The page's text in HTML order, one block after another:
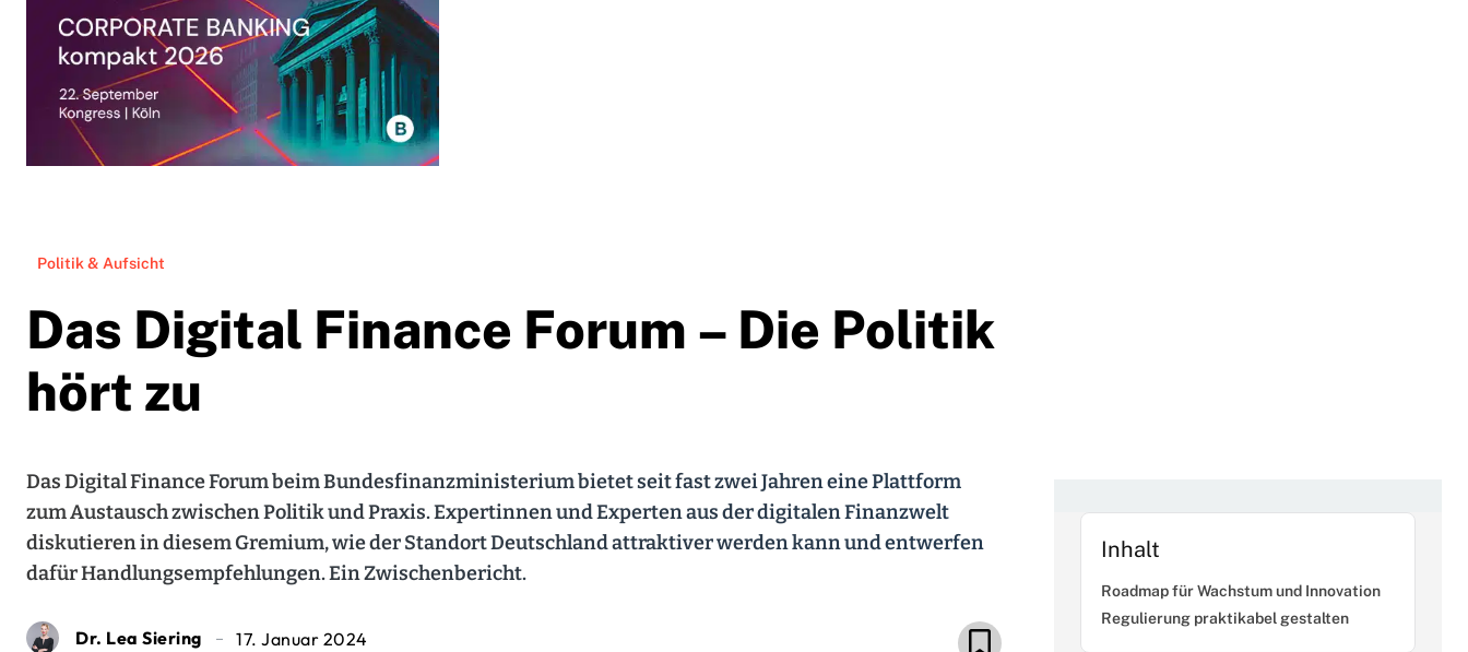
Politik & Aufsicht
Das Digital Finance Forum – Die Politik
hört zu
Das Digital Finance Forum beim Bundesfinanzministerium bietet seit fast zwei Jahren eine Plattform
zum Austausch zwischen Politik und Praxis. Expertinnen und Experten aus der digitalen Finanzwelt
diskutieren in diesem Gremium, wie der Standort Deutschland attraktiver werden kann und entwerfen
dafür Handlungsempfehlungen. Ein Zwischenbericht.
Dr. Lea Siering 17. Januar 2024
Inhalt
Roadmap für Wachstum und Innovation
Regulierung praktikabel gestalten